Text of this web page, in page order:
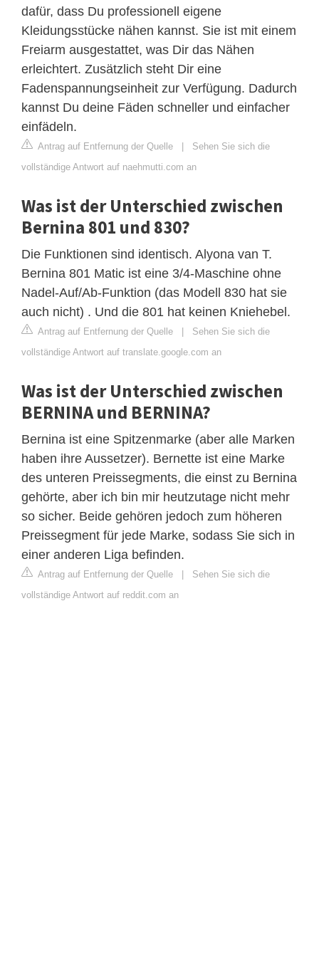
dafür, dass Du professionell eigene
Kleidungsstücke nähen kannst. Sie ist mit einem
Freiarm ausgestattet, was Dir das Nähen
erleichtert. Zusätzlich steht Dir eine
Fadenspannungseinheit zur Verfügung. Dadurch
kannst Du deine Fäden schneller und einfacher
einfädeln.
Antrag auf Entfernung der Quelle | Sehen Sie sich die
vollständige Antwort auf naehmutti.com an
Was ist der Unterschied zwischen
Bernina 801 und 830?
Die Funktionen sind identisch. Alyona van T.
Bernina 801 Matic ist eine 3/4-Maschine ohne
Nadel-Auf/Ab-Funktion (das Modell 830 hat sie
auch nicht) . Und die 801 hat keinen Kniehebel.
Antrag auf Entfernung der Quelle | Sehen Sie sich die
vollständige Antwort auf translate.google.com an
Was ist der Unterschied zwischen
BERNINA und BERNINA?
Bernina ist eine Spitzenmarke (aber alle Marken
haben ihre Aussetzer). Bernette ist eine Marke
des unteren Preissegments, die einst zu Bernina
gehörte, aber ich bin mir heutzutage nicht mehr
so sicher. Beide gehören jedoch zum höheren
Preissegment für jede Marke, sodass Sie sich in
einer anderen Liga befinden.
Antrag auf Entfernung der Quelle | Sehen Sie sich die
vollständige Antwort auf reddit.com an